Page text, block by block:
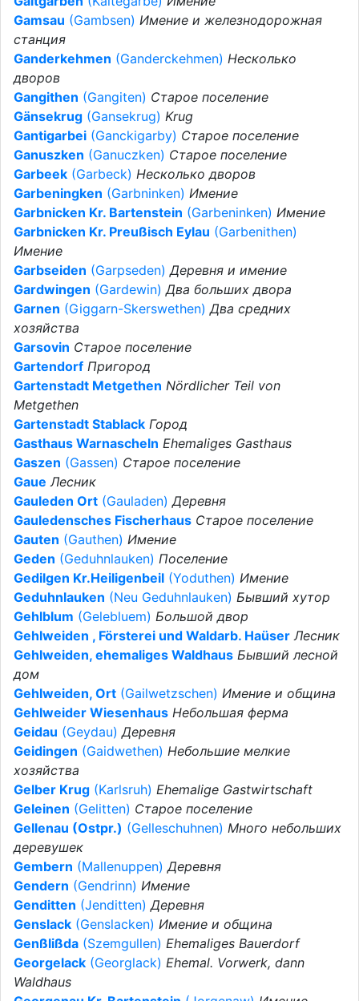
Gamsau (Gambsen) Имение и железнодорожная
станция
Ganderkehmen (Ganderckehmen) Несколько
дворов
Gangithen (Gangiten) Старое поселение
Gänsekrug (Gansekrug) Krug
Gantigarbei (Ganckigarby) Старое поселение
Ganuszken (Ganuczken) Старое поселение
Garbeek (Garbeck) Несколько дворов
Garbeningken (Garbninken) Имение
Garbnicken Kr. Bartenstein (Garbeninken) Имение
Garbnicken Kr. Preußisch Eylau (Garbenithen)
Имение
Garbseiden (Garpseden)Деревня и имение
Gardwingen (Gardewin)Два больших двора
Garnen (Giggarn-Skerswethen)Два средних
хозяйства
Garsovin Старое поселение
Gartendorf Пригород
Gartenstadt Metgethen Nördlicher Teil von
Metgethen
Gartenstadt Stablack Город
Gasthaus Warnascheln Ehemaliges Gasthaus
Gaszen (Gassen) Старое поселение
Gaue Лесник
Gauleden Ort (Gauladen)Деревня
Gauledensches Fischerhaus Старое поселение
Gauten (Gauthen) Имение
Geden (Geduhnlauken) Поселение
Gedilgen Kr.Heiligenbeil (Yoduthen) Имение
Geduhnlauken (Neu Geduhnlauken) Бывший хутор
Gehlblum (Gelebluem) Большой двор
Gehlweiden , Försterei und Waldarb. Haüser Лесник
Gehlweiden, ehemaliges Waldhaus Бывший лесной
дом
Gehlweiden, Ort (Gailwetzschen) Имение и община
Gehlweider Wiesenhaus Небольшая ферма
Geidau (Geydau)Деревня
Geidingen (Gaidwethen) Небольшие мелкие
хозяйства
Gelber Krug (Karlsruh) Ehemalige Gastwirtschaft
Geleinen (Gelitten) Старое поселение
Gellenau (Ostpr.) (Gelleschuhnen) Много небольших
деревушек
Gembern (Mallenuppen)Деревня
Gendern (Gendrinn) Имение
Genditten (Jenditten)Деревня
Genslack (Genslacken) Имение и община
Genßlißda (Szemgullen) Ehemaliges Bauerdorf
Georgelack (Georglack) Ehemal. Vorwerk, dann
Waldhaus